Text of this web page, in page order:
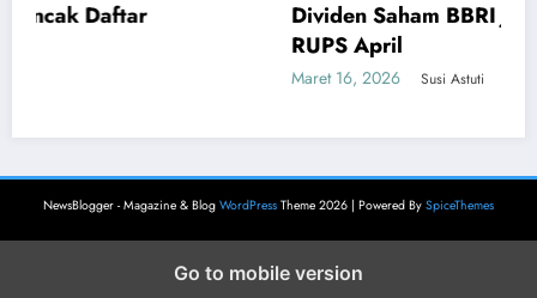
Dividen Saham BBRI Jadi Sorotan Jelang
NewsBlogger - Magazine & Blog WordPress Theme 2026 | Powered By SpiceThemes
Go to mobile version